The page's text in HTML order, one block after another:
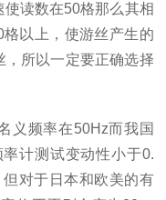
读数在50格那么其相
以上，使游丝产生的
所以一定要正确选择
频率在50Hz而我国
计测试变动性小于0.
对于日本和欧美的有